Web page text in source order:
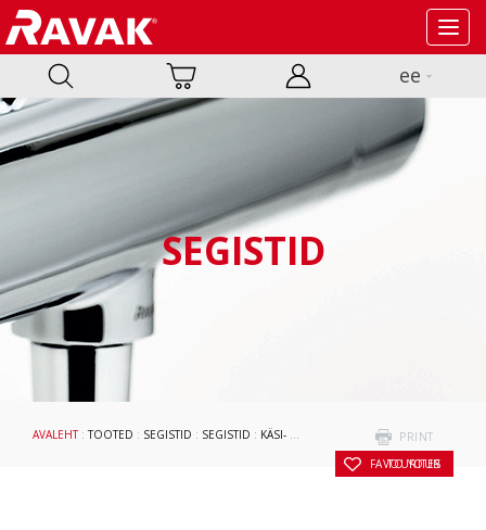
ee
SEGISTID
PRINT
TO YOUR FAVOURITES
AVALEHT:TOOTED : SEGISTID : SEGISTID : KÄSI- JA VIHMADUŠISÜSTEEMID :